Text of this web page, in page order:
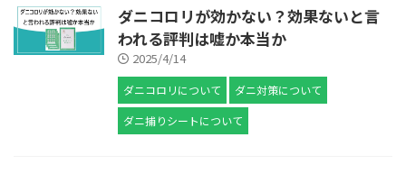
ダニコロリが効かない？効果ないと言
われる評判は嘘か本当か
2025/4/14
ダニコロリについて
ダニ対策について
ダニ捕りシートについて